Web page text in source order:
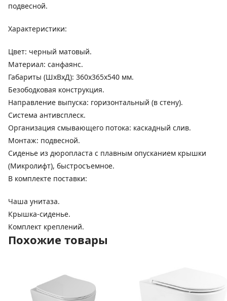
подвесной.
Характеристики:
Цвет: черный матовый.
Материал: санфаянс.
Габариты (ШхВхД): 360х365х540 мм.
Безободковая конструкция.
Направление выпуска: горизонтальный (в стену).
Система антивсплеск.
Организация смывающего потока: каскадный слив.
Монтаж: подвесной.
Сиденье из дюропласта с плавным опусканием крышки
(Микролифт), быстросъемное.
В комплекте поставки:
Чаша унитаза.
Крышка-сиденье.
Комплект креплений.
Похожие товары